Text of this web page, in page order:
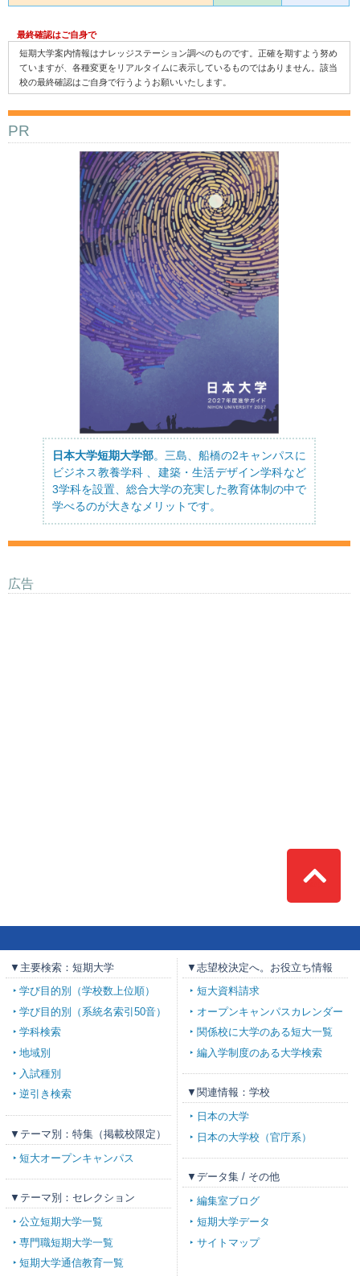
最終確認はご自身で
短期大学案内情報はナレッジステーション調べのものです。正確を期すよう努め
ていますが、各種変更をリアルタイムに表示しているものではありません。該当
校の最終確認はご自身で行うようお願いいたします。
PR
日本大学短期大学部。三島、船橋の2キャンパスに
ビジネス教養学科 、建築・生活デザイン学科など
3学科を設置、総合大学の充実した教育体制の中で
学べるのが大きなメリットです。
広告
Top
▼主要検索：短期大学
学び目的別（学校数上位順）
学び目的別（系統名索引50音）
学科検索
地域別
入試種別
逆引き検索
▼テーマ別：特集（掲載校限定）
短大オープンキャンパス
▼テーマ別：セレクション
公立短期大学一覧
専門職短期大学一覧
短期大学通信教育一覧
▼志望校決定へ。お役立ち情報
短大資料請求
オープンキャンパスカレンダー
関係校に大学のある短大一覧
編入学制度のある大学検索
▼関連情報：学校
日本の大学
日本の大学校（官庁系）
▼データ集 / その他
編集室ブログ
短期大学データ
サイトマップ